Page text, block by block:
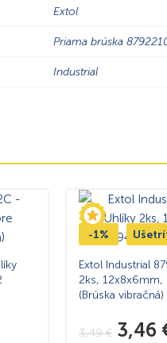
Extol
Priama brúska
Industrial
-1%
Extol Industrial
2ks,
(Brúska vibračná)
3,49€ 3,46